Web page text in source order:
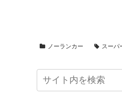
ノーランカー スーパ